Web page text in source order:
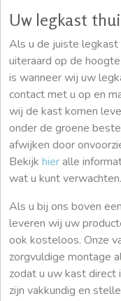
Uw legkast
Als u de juiste legkast
uiteraard op de
is wanneer wij uw
contact met u op en
wij de kast komen
onder de groene
afwijken door
Bekijk hieralle
wat u kunt verwachten.
Als u bij ons boven
leveren wij uw
ook kosteloos. Onze
zorgvuldige montage
zodat u uw kast direct
zijn vakkundig en